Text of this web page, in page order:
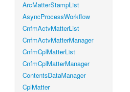
ArcMatterStampList
AsyncProcessWorkflow
CnfmActvMatterList
CnfmActvMatterManager
CnfmCplMatterList
CnfmCplMatterManager
ContentsDataManager
CplMatter